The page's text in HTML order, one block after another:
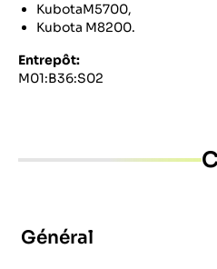
KubotaM5700,
Kubota M8200.
Entrepôt:
M01:B36:S02
Général